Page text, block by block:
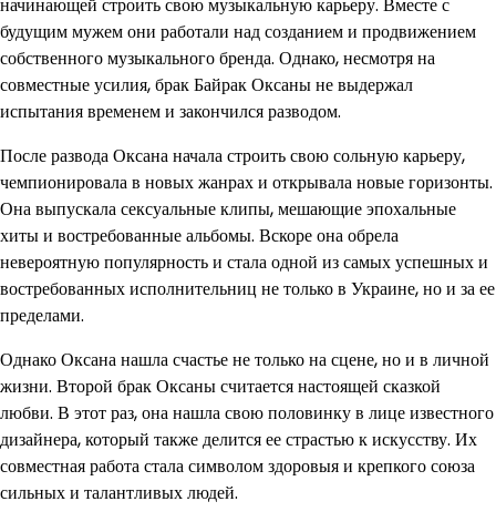
будущим мужем они работали над созданием и продвижением
собственного музыкального бренда. Однако, несмотря на
совместные усилия, брак Байрак Оксаны не выдержал
испытания временем и закончился разводом.
После развода Оксана начала строить свою сольную карьеру,
чемпионировала в новых жанрах и открывала новые горизонты.
Она выпускала сексуальные клипы, мешающие эпохальные
хиты и востребованные альбомы. Вскоре она обрела
невероятную популярность и стала одной из самых успешных и
востребованных исполнительниц не только в Украине, но и за ее
пределами.
Однако Оксана нашла счастье не только на сцене, но и в личной
жизни. Второй брак Оксаны считается настоящей сказкой
любви. В этот раз, она нашла свою половинку в лице известного
дизайнера, который также делится ее страстью к искусству. Их
совместная работа стала символом здоровыя и крепкого союза
сильных и талантливых людей.